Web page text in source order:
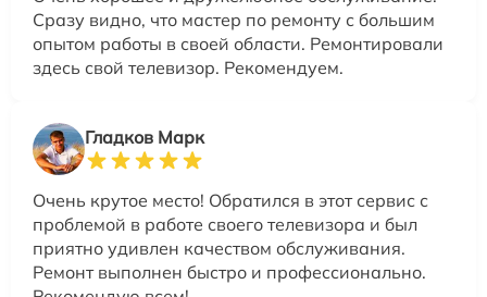
Сразу видно, что мастер по ремонту с большим
опытом работы в своей области. Ремонтировали
здесь свой телевизор. Рекомендуем.
Гладков Марк
Очень крутое место! Обратился в этот сервис с
проблемой в работе своего телевизора и был
приятно удивлен качеством обслуживания.
Ремонт выполнен быстро и профессионально.